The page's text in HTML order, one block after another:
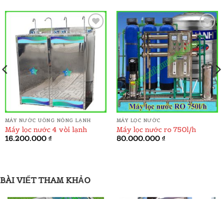
ADD TO
WISHLIST
MÁY NƯỚC UỐNG NÓNG LẠNH
Máy lọc nước 4 vòi lạnh
16.200.000 ₫
ADD TO
WISHLIST
MÁY LỌC NƯỚC
Máy lọc nước ro 750l/h
80.000.000 ₫
BÀI VIẾT THAM KHẢO